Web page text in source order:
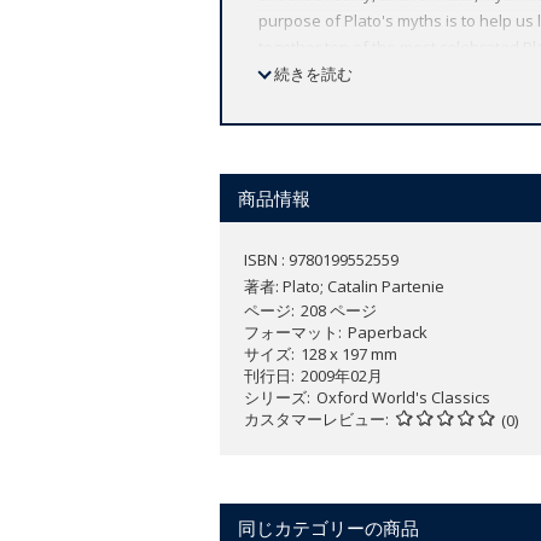
purpose of Plato's myths is to help
and Critias. They include the famous
provoking and profound, and
affordable volume reflects Oxford's
expert introductions by leading
続きを読む
商品情報
ISBN : 9780199552559
著者: Plato; Catalin Partenie
ページ 208 ページ
フォーマット
Paperback
サイズ 128 x 197 mm
刊行日 2009年02月
シリーズ Oxford World's Classics
カスタマーレビュー
(0)
同じカテゴリーの商品